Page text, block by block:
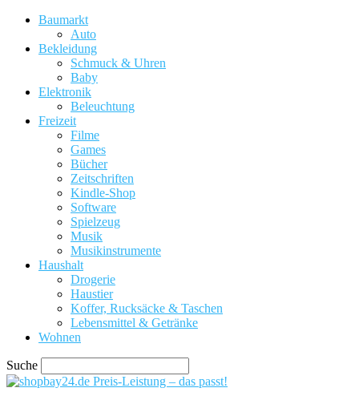
Baumarkt
Auto
Bekleidung
Schmuck & Uhren
Baby
Elektronik
Beleuchtung
Freizeit
Filme
Games
Bücher
Zeitschriften
Kindle-Shop
Software
Spielzeug
Musik
Musikinstrumente
Haushalt
Drogerie
Haustier
Koffer, Rucksäcke & Taschen
Lebensmittel & Getränke
Wohnen
Suche
Preis-Leistung – das passt!